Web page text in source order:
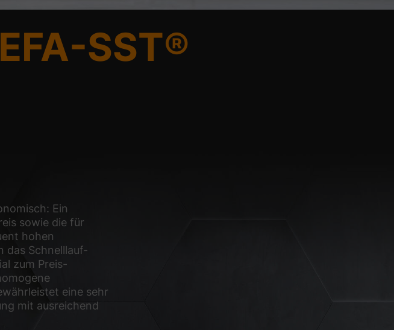
EFA-SST®
Ein
sowie die für
hohen
das Schnelllauf-
zum Preis-
eine sehr
mit ausreichend
Sie können Ihre Einwilligung zu ganzen Kategorien
nur bestimmte Cookies auswählen.
akzeptieren
anzeigen
blockiert. Wenn Cookies von externen
Einwilligung mehr.
anzeigen